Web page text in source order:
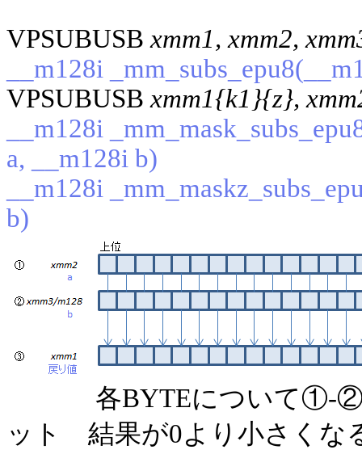
VPSUBUSB xmm1, xmm2,
__m128i
VPSUBUSB xmm1{k1}{z},
__m128i
a, __m128i b)
__m128i
b)
各BYTEについて①-
ット 結果が0より小さくな